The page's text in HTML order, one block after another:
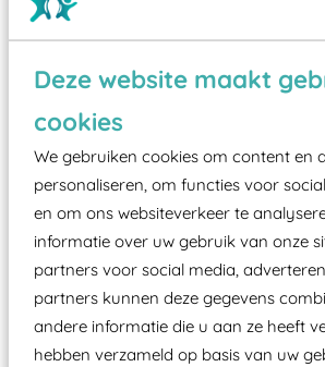
Deze website maakt
cookies
We gebruiken cookies om content en
personaliseren, om functies voor
en om ons websiteverkeer te
informatie over uw gebruik van onze
partners voor social media,
partners kunnen deze gegevens
andere informatie die u aan ze heeft
hebben verzameld op basis van uw
Wist je dat:
Vanaf een valhoogte van 1,5
valondergrond onder
zoals kunstgras, rubber tegels
Elk speeltoestel in de openbare
moet zijn van een typekeuring, -
certificering, uitgegeven door een
aangewezen keuringsinstantie?
Wij ook speeltoestellen kunnen